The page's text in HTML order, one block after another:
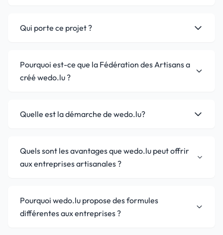
Qui porte ce projet ?
Pourquoi est-ce que la Fédération des Artisans a
créé wedo.lu ?
Quelle est la démarche de wedo.lu?
Quels sont les avantages que wedo.lu peut offrir
aux entreprises artisanales ?
Pourquoi wedo.lu propose des formules
différentes aux entreprises ?